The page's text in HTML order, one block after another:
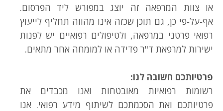
או צוות המרפאה זה יוצג במפורש ליד הפרסום.
אף‑על‑פי כן, גם תוכן שכזה אינו מהווה תחליף לייעוץ
רפואי פרטני במרפאה, ולטיפולים רפואיים יש לפנות
ישירות למרפאת ד"ר פדידה או למומחה אחר מתאים.
פרטיותכם חשובה לנו:
רשומות רפואיות מאובטחות ואנו מכבדים את
פרטיותכם ואת הסכמתכם לשיתוף מידע רפואי. אנו